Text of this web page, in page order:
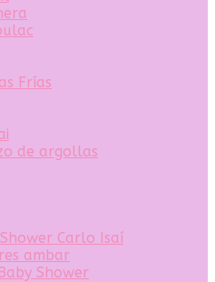
Frías
de argollas
Carlo Isaí
ambar
Shower